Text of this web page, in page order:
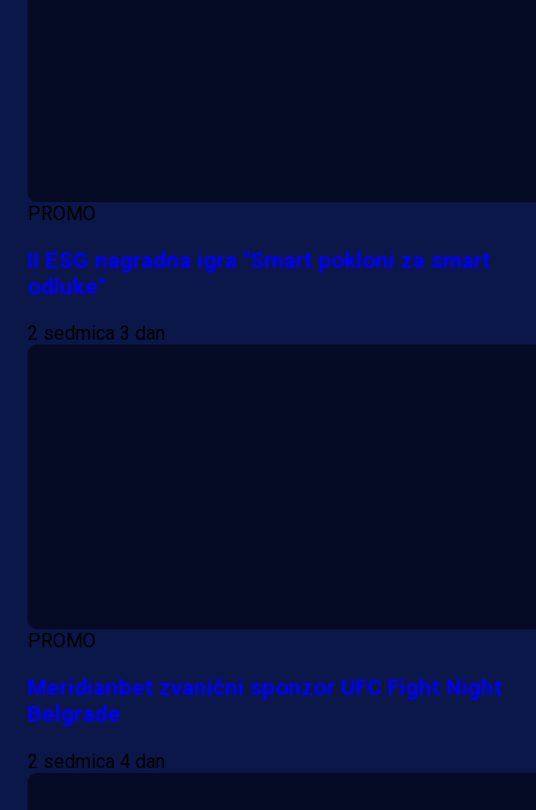
PROMO
II ESG nagradna igra "Smart pokloni za smart
odluke"
2 sedmica 3 dan
PROMO
Meridianbet zvanični sponzor UFC Fight Night
Belgrade
2 sedmica 4 dan